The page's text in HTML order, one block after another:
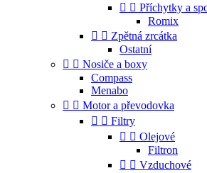
  Příchytky a
Romix
  Zpětná zrcátka
Ostatní
  Nosiče a boxy
Compass
Menabo
  Motor a převodovka
  Filtry
  Olejové
Filtron
  Vzduchové